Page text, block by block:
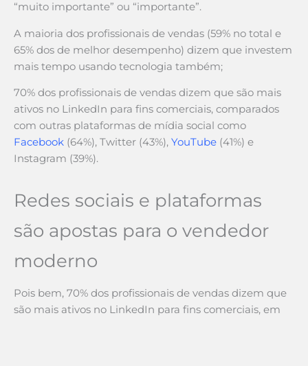
“muito importante” ou “importante”.
A maioria dos profissionais de vendas (59% no total e
65% dos de melhor desempenho) dizem que investem
mais tempo usando tecnologia também;
70% dos profissionais de vendas dizem que são mais
ativos no LinkedIn para fins comerciais, comparados
com outras plataformas de mídia social como
Facebook (64%), Twitter (43%), YouTube (41%) e
Instagram (39%).
Redes sociais e plataformas
são apostas para o vendedor
moderno
Pois bem, 70% dos profissionais de vendas dizem que
são mais ativos no LinkedIn para fins comerciais, em